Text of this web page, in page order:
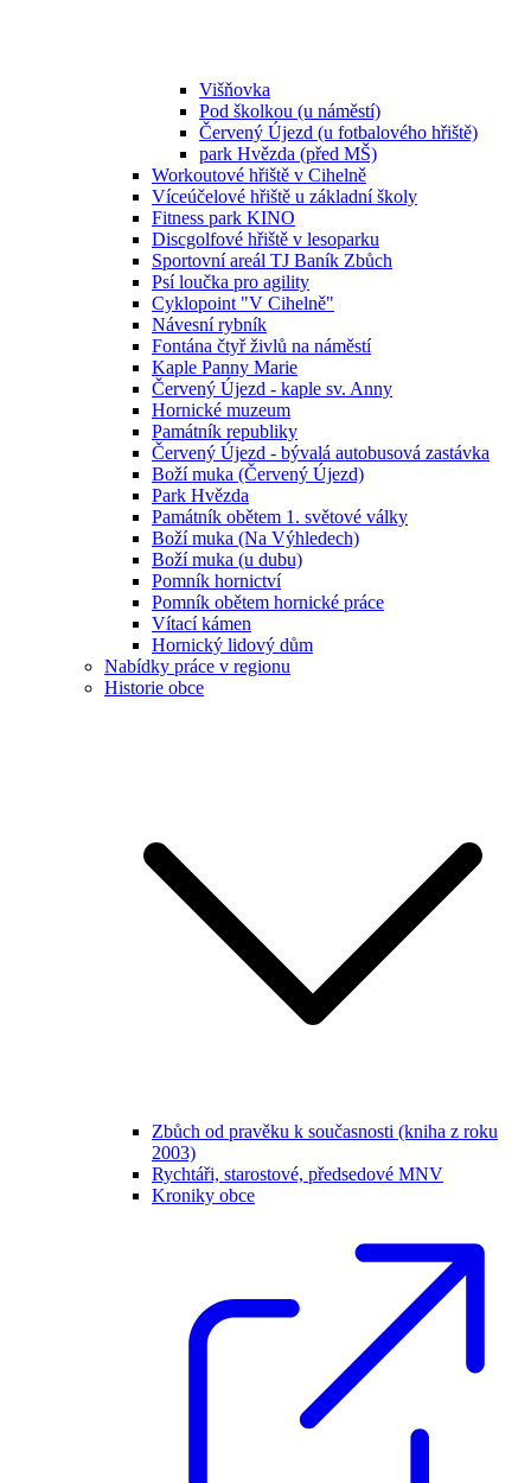
Višňovka
Pod školkou (u náměstí)
Červený Újezd (u fotbalového hřiště)
park Hvězda (před MŠ)
Workoutové hřiště v Cihelně
Víceúčelové hřiště u základní školy
Fitness park KINO
Discgolfové hřiště v lesoparku
Sportovní areál TJ Baník Zbůch
Psí loučka pro agility
Cyklopoint "V Cihelně"
Návesní rybník
Fontána čtyř živlů na náměstí
Kaple Panny Marie
Červený Újezd - kaple sv. Anny
Hornické muzeum
Památník republiky
Červený Újezd - bývalá autobusová zastávka
Boží muka (Červený Újezd)
Park Hvězda
Památník obětem 1. světové války
Boží muka (Na Výhledech)
Boží muka (u dubu)
Pomník hornictví
Pomník obětem hornické práce
Vítací kámen
Hornický lidový dům
Nabídky práce v regionu
Historie obce
Zbůch od pravěku k současnosti (kniha z roku
2003)
Rychtáři, starostové, předsedové MNV
Kroniky obce